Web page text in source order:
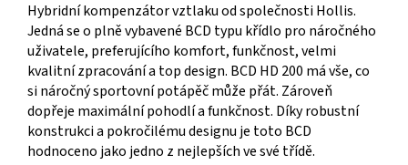
Hybridní kompenzátor vztlaku od společnosti Hollis.
Jedná se o plně vybavené BCD typu křídlo pro náročného
uživatele, preferujícího komfort, funkčnost, velmi
kvalitní zpracování a top design. BCD HD 200 má vše, co
si náročný sportovní potápěč může přát. Zároveň
dopřeje maximální pohodlí a funkčnost. Díky robustní
konstrukci a pokročilému designu je toto BCD
hodnoceno jako jedno z nejlepších ve své třídě.